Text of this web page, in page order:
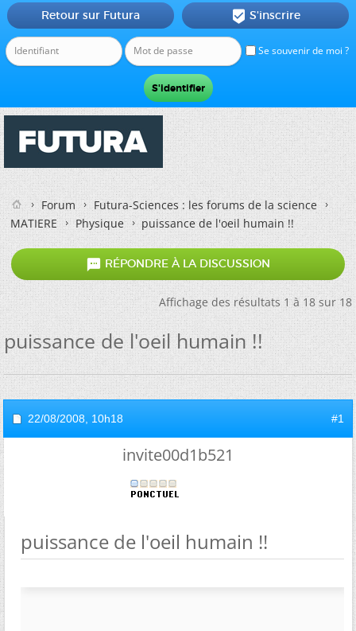
Se souvenir de moi ?
Retour sur Futura  S'inscrire
Forum
Futura-Sciences : les forums de la science
MATIERE
Physique puissance de l'oeil humain !!
 RÉPONDRE À LA DISCUSSION
Affichage des résultats 1 à 18 sur 18
puissance de l'oeil humain !!
22/08/2008, 10h18 #1
invite00d1b521
puissance de l'oeil humain !!